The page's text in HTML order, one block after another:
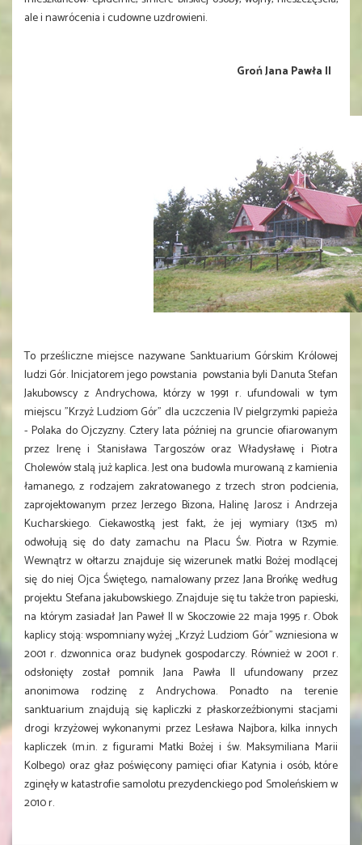
ale i nawrócenia i cudowne uzdrowieni.
Groń Jana Pawła II
To prześliczne miejsce nazywane Sanktuarium Górskim Królowej
ludzi Gór. Inicjatorem jego powstania powstania byli Danuta Stefan
Jakubowscy z Andrychowa, którzy w 1991 r. ufundowali w tym
miejscu "Krzyż Ludziom Gór" dla uczczenia IV pielgrzymki papieża
- Polaka do Ojczyzny. Cztery lata później na gruncie ofiarowanym
przez Irenę i Stanisława Targoszów oraz Władysławę i Piotra
Cholewów stalą już kaplica. Jest ona budowla murowaną z kamienia
łamanego, z rodzajem zakratowanego z trzech stron podcienia,
zaprojektowanym przez Jerzego Bizona, Halinę Jarosz i Andrzeja
Kucharskiego. Ciekawostką jest fakt, że jej wymiary (13x5 m)
odwołują się do daty zamachu na Placu Św. Piotra w Rzymie.
Wewnątrz w ołtarzu znajduje się wizerunek matki Bożej modlącej
się do niej Ojca Świętego, namalowany przez Jana Brońkę według
projektu Stefana jakubowskiego. Znajduje się tu także tron papieski,
na którym zasiadał Jan Paweł II w Skoczowie 22 maja 1995 r. Obok
kaplicy stoją: wspomniany wyżej „Krzyż Ludziom Gór” wzniesiona w
2001 r. dzwonnica oraz budynek gospodarczy. Również w 2001 r.
odsłonięty został pomnik Jana Pawła II ufundowany przez
anonimowa rodzinę z Andrychowa. Ponadto na terenie
sanktuarium znajdują się kapliczki z płaskorzeźbionymi stacjami
drogi krzyżowej wykonanymi przez Lesława Najbora, kilka innych
kapliczek (m.in. z figurami Matki Bożej i św. Maksymiliana Marii
Kolbego) oraz głaz poświęcony pamięci ofiar Katynia i osób, które
zginęły w katastrofie samolotu prezydenckiego pod Smoleńskiem w
2010 r.